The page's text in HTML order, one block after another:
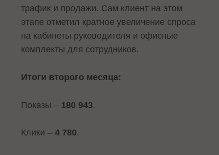
трафик и продажи. Сам клиент на этом
этапе отметил кратное увеличение спроса
на кабинеты руководителя и офисные
комплекты для сотрудников.
Итоги второго месяца:
Показы – 180 943.
Клики – 4 780.